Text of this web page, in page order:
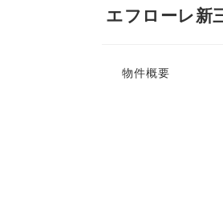
エフローレ新
物件概要